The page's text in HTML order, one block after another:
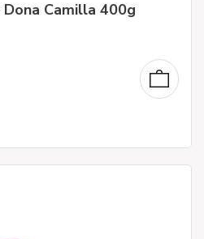
Camilla 400g